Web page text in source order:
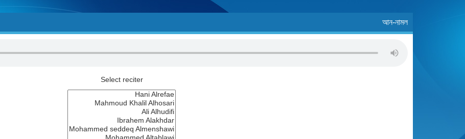
আন-নামল
Select reciter